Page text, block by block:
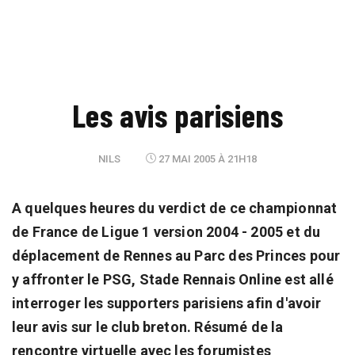
Les avis parisiens
NILS 27 MAI 2005 À 21H18
A quelques heures du verdict de ce championnat
de France de Ligue 1 version 2004 - 2005 et du
déplacement de Rennes au Parc des Princes pour
y affronter le PSG, Stade Rennais Online est allé
interroger les supporters parisiens afin d'avoir
leur avis sur le club breton. Résumé de la
rencontre virtuelle avec les forumistes